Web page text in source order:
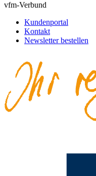
vfm-Verbund
Kundenportal
Kontakt
Newsletter bestellen